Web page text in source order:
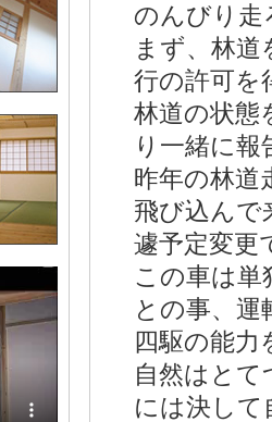
のんびり走
まず、林
行の許可を
林道の状態
り一緒に
昨年の林道
飛び込んで
遽予定変更
この車は
との事、
四駆の能力
自然はと
には決して